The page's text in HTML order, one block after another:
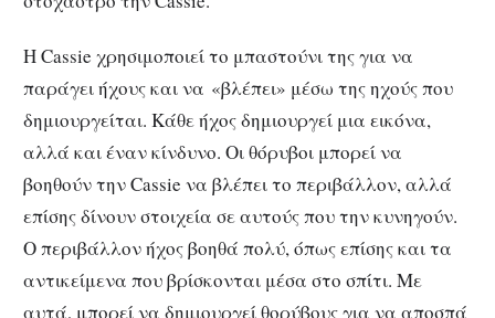
Η Cassie χρησιμοποιεί το μπαστούνι της για να
παράγει ήχους και να «βλέπει» μέσω της ηχούς που
δημιουργείται. Κάθε ήχος δημιουργεί μια εικόνα,
αλλά και έναν κίνδυνο. Οι θόρυβοι μπορεί να
βοηθούν την Cassie να βλέπει το περιβάλλον, αλλά
επίσης δίνουν στοιχεία σε αυτούς που την κυνηγούν.
Ο περιβάλλον ήχος βοηθά πολύ, όπως επίσης και τα
αντικείμενα που βρίσκονται μέσα στο σπίτι. Με
αυτά, μπορεί να δημιουργεί θορύβους για να αποσπά